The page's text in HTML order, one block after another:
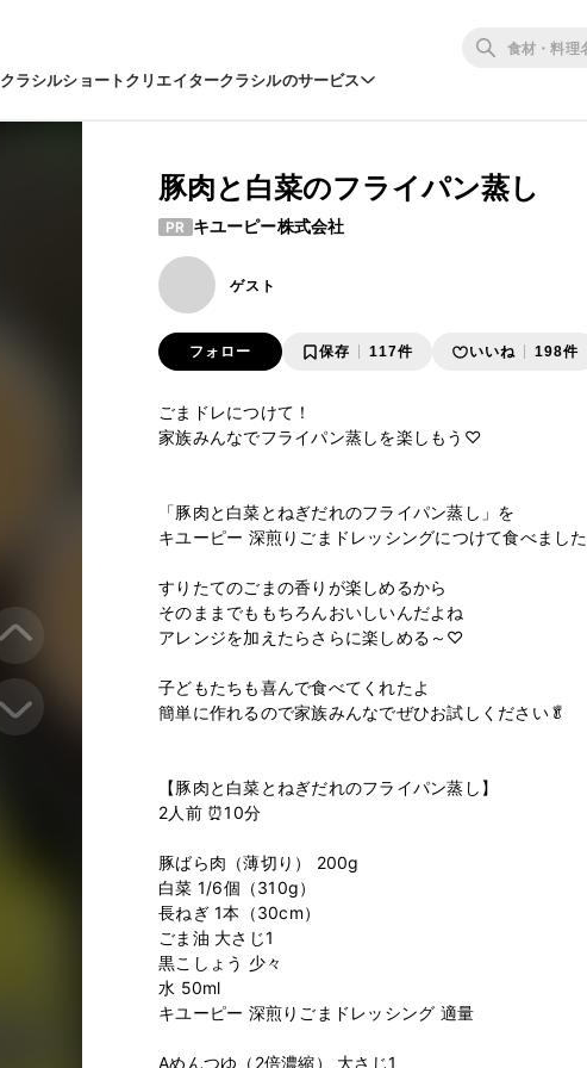
クラシルショートクリエイタークラシルのサービス
豚肉と白菜のフライパン蒸し
PR キユーピー株式会社
ゲスト
フォロー 保存 117件 いいね 198件
ごまドレにつけて！
家族みんなでフライパン蒸しを楽しもう♡
「豚肉と白菜とねぎだれのフライパン蒸し」を
キユーピー 深煎りごまドレッシングにつけて食べました
すりたてのごまの香りが楽しめるから
そのままでももちろんおいしいんだよね
アレンジを加えたらさらに楽しめる～♡
子どもたちも喜んで食べてくれたよ
簡単に作れるので家族みんなでぜひお試しください🥬
【豚肉と白菜とねぎだれのフライパン蒸し】
2人前 ⏰10分
豚ばら肉（薄切り） 200g
白菜 1/6個（310g）
長ねぎ 1本（30cm）
ごま油 大さじ1
黒こしょう 少々
水 50ml
キユーピー 深煎りごまドレッシング 適量
Aめんつゆ（2倍濃縮） 大さじ1